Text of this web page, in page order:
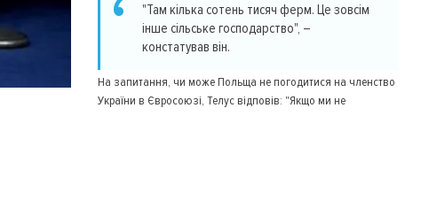
"Там кілька сотень тисяч ферм. Це зовсім
інше сільське господарство", –
констатував він.
На запитання, чи може Польща не погодитися на членство
України в Євросоюзі, Телус відповів: "Якщо ми не